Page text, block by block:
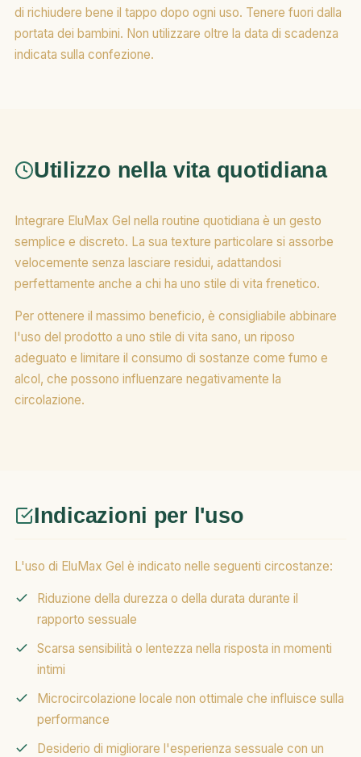
di richiudere bene il tappo dopo ogni uso. Tenere fuori dalla
portata dei bambini. Non utilizzare oltre la data di scadenza
indicata sulla confezione.
Utilizzo nella vita quotidiana
Integrare EluMax Gel nella routine quotidiana è un gesto
semplice e discreto. La sua texture particolare si assorbe
velocemente senza lasciare residui, adattandosi
perfettamente anche a chi ha uno stile di vita frenetico.
Per ottenere il massimo beneficio, è consigliabile abbinare
l'uso del prodotto a uno stile di vita sano, un riposo
adeguato e limitare il consumo di sostanze come fumo e
alcol, che possono influenzare negativamente la
circolazione.
Indicazioni per l'uso
L'uso di EluMax Gel è indicato nelle seguenti circostanze:
Riduzione della durezza o della durata durante il
rapporto sessuale
Scarsa sensibilità o lentezza nella risposta in momenti
intimi
Microcircolazione locale non ottimale che influisce sulla
performance
Desiderio di migliorare l'esperienza sessuale con un